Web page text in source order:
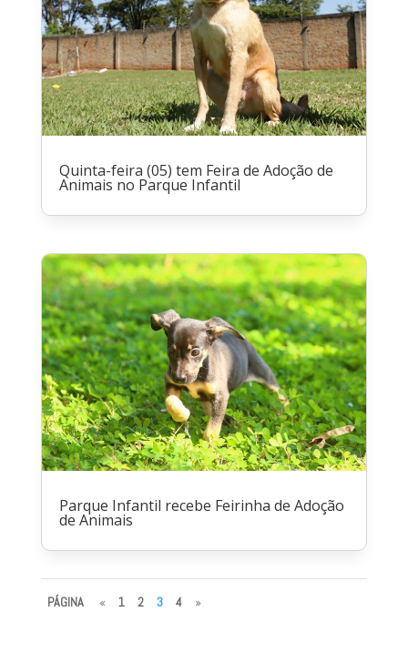
Quinta-feira (05) tem Feira de Adoção de
Animais no Parque Infantil
Parque Infantil recebe Feirinha de Adoção
de Animais
PÁGINA « 1 2 3 4 »